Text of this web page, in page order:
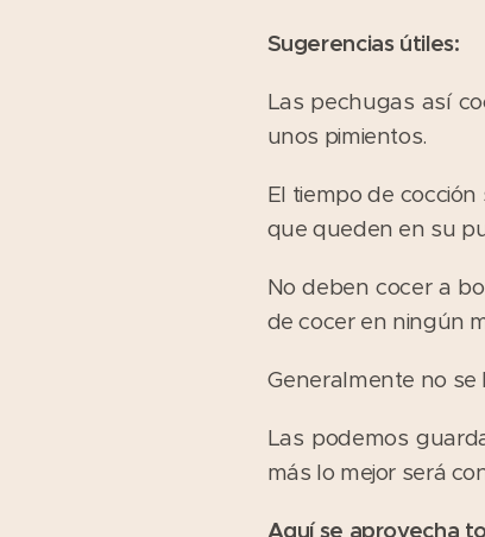
Sugerencias útiles:
Las pechugas así
unos pimientos.
El tiempo de
que queden en su
No deben cocer a
de cocer en ningún
Generalmente no se
Las podemos
más lo mejor será
Aquí se aprovecha